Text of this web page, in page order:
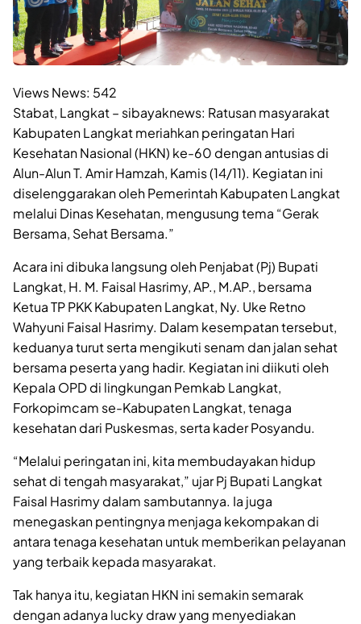
Views News: 542
Stabat, Langkat – sibayaknews: Ratusan masyarakat
Kabupaten Langkat meriahkan peringatan Hari
Kesehatan Nasional (HKN) ke-60 dengan antusias di
Alun-Alun T. Amir Hamzah, Kamis (14/11). Kegiatan ini
diselenggarakan oleh Pemerintah Kabupaten Langkat
melalui Dinas Kesehatan, mengusung tema “Gerak
Bersama, Sehat Bersama.”
Acara ini dibuka langsung oleh Penjabat (Pj) Bupati
Langkat, H. M. Faisal Hasrimy, AP., M.AP., bersama
Ketua TP PKK Kabupaten Langkat, Ny. Uke Retno
Wahyuni Faisal Hasrimy. Dalam kesempatan tersebut,
keduanya turut serta mengikuti senam dan jalan sehat
bersama peserta yang hadir. Kegiatan ini diikuti oleh
Kepala OPD di lingkungan Pemkab Langkat,
Forkopimcam se-Kabupaten Langkat, tenaga
kesehatan dari Puskesmas, serta kader Posyandu.
“Melalui peringatan ini, kita membudayakan hidup
sehat di tengah masyarakat,” ujar Pj Bupati Langkat
Faisal Hasrimy dalam sambutannya. Ia juga
menegaskan pentingnya menjaga kekompakan di
antara tenaga kesehatan untuk memberikan pelayanan
yang terbaik kepada masyarakat.
Tak hanya itu, kegiatan HKN ini semakin semarak
dengan adanya lucky draw yang menyediakan